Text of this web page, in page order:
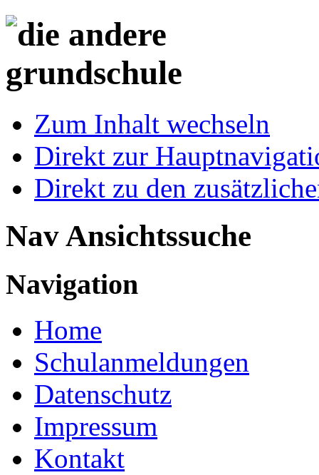
Zum Inhalt wechseln
Direkt zur
Direkt zu den
Nav Ansichtssuche
Navigation
Home
Schulanmeldungen
Datenschutz
Impressum
Kontakt